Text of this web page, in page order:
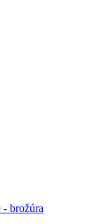
- brožúra